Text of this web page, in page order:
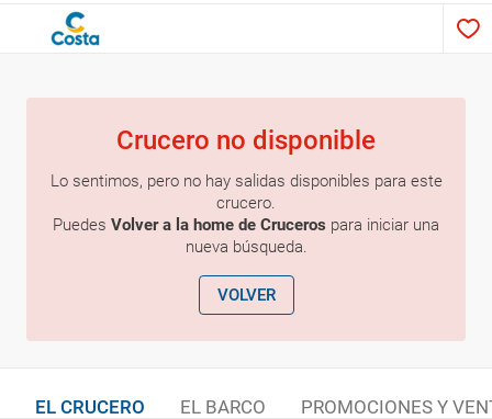
Crucero no disponible
Lo sentimos, pero no hay salidas disponibles para este
crucero.
Puedes Volver a la home de Cruceros para iniciar una
nueva búsqueda.
VOLVER
EL CRUCERO EL BARCO PROMOCIONES Y